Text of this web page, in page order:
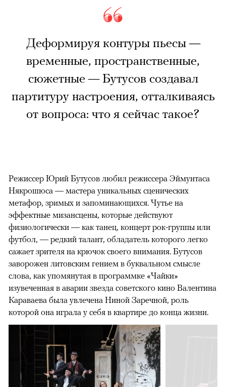
Деформируя контуры пьесы —
временные, пространственные,
сюжетные — Бутусов создавал
партитуру настроения, отталкиваясь
от вопроса: что я сейчас такое?
Режиссер Юрий Бутусов любил режиссера Эймунтаса
Някрошюса — мастера уникальных сценических
метафор, зримых и запоминающихся. Чутье на
эффектные мизансцены, которые действуют
физиологически — как танец, концерт рок-группы или
футбол, — редкий талант, обладатель которого легко
сажает зрителя на крючок своего внимания. Бутусов
заворожен литовским гением в буквальном смысле
слова, как упомянутая в программке «Чайки»
изувеченная в аварии звезда советского кино Валентина
Караваева была увлечена Ниной Заречной, роль
которой она играла у себя в квартире до конца жизни.